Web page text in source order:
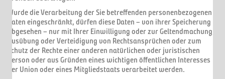
Wurde die Verarbeitung der Sie betreffenden personenbezogenen
Daten eingeschränkt, dürfen diese Daten – von ihrer Speicherung
abgesehen – nur mit Ihrer Einwilligung oder zur Geltendmachung,
Ausübung oder Verteidigung von Rechtsansprüchen oder zum
Schutz der Rechte einer anderen natürlichen oder juristischen
Person oder aus Gründen eines wichtigen öffentlichen Interesses
der Union oder eines Mitgliedstaats verarbeitet werden.